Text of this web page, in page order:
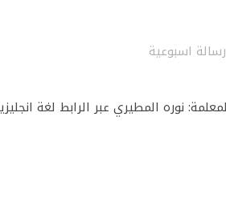
رسالة اسبوعية